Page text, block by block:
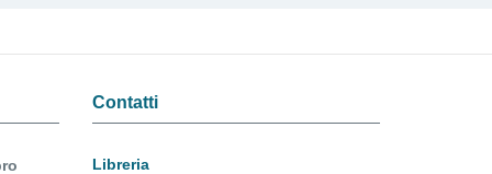
Contatti
Libreria